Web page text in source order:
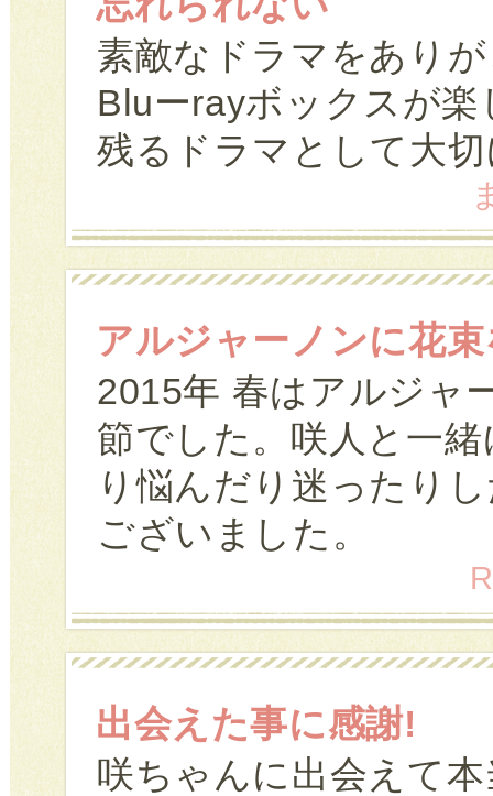
素敵なドラマをあり
Bluーrayボックスが
残るドラマとして大
アルジャーノンに花
2015年 春はアルジャ
節でした。咲人と一
り悩んだり迷ったり
ございました。
出会えた事に感謝!
咲ちゃんに出会えて